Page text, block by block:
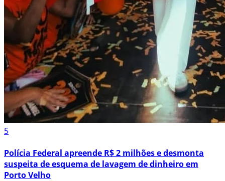
5
Polícia Federal apreende R$ 2 milhões e desmonta
suspeita de esquema de lavagem de dinheiro em
Porto Velho